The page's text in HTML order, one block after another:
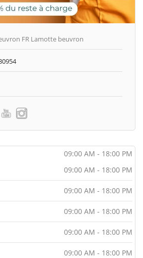
FR Lamotte beuvron
09:00 AM - 18:00 PM
09:00 AM - 18:00 PM
09:00 AM - 18:00 PM
09:00 AM - 18:00 PM
09:00 AM - 18:00 PM
09:00 AM - 18:00 PM